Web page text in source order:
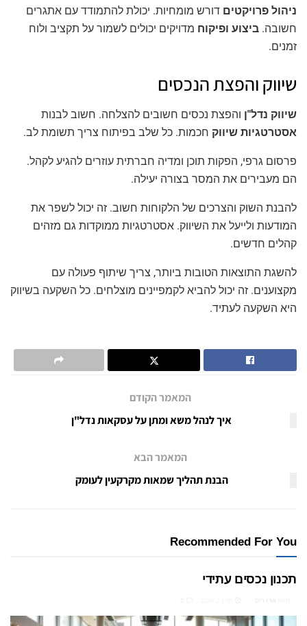
ניהול פרויקטים דורש מומחיות. יכולת להתמודד עם אתגרים
חשובה. ביצוע ופיקוח מדויקים יכולים לשמור על תקציב ולוח
זמנים.
שיווק והפצת הנכסים
שיווק נדל"ן והפצת נכסים חשובים להצלחה. חשוב לבנות
אסטרטגיות שיווק חכמות. כל שלב בפיתוח צריך תשומת לב.
פרסום גרפי, הפקות תוכן ומדיה חברתית עוזרים להגיע לקהל.
הם מעבירים את המסר בצורה יעילה.
להבנת השוק והצרכים של הלקוחות חשוב. זה יכול לשפר את
המודעות ולייעל את השיווק. אסטרטגיות ממוקדות גם מזהים
קהלים חדשים.
להשגת התוצאות הטובות ביותר, צריך שיתוף פעולה עם
מקצוענים. זה יכול להביא לקמפיינים מוצלחים. כל השקעה בשיווק
היא השקעה לעתיד.
המאמר הקודם
איך לנהל משא ומתן על עסקאות נדל"ן
המאמר הבא
הבנת תהליך שמאות מקרקעין לעומק
Recommended For You
תכנון נכסים עתידי